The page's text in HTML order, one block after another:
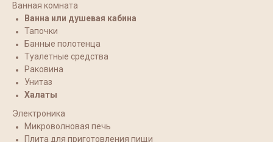
Ванная комната
Ванна или душевая кабина
Тапочки
Банные полотенца
Туалетные средства
Раковина
Унитаз
Халаты
Электроника
Микроволновая печь
Плита для приготовления пищи